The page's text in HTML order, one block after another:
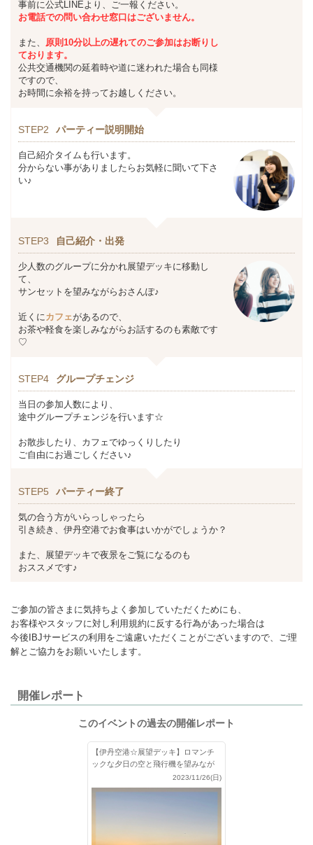
事前に公式LINEより、ご一報ください。
お電話での問い合わせ窓口はございません。
また、 原則10分以上の遅れてのご参加はお断りし
ております。
公共交通機関の延着時や道に迷われた場合も同様
ですので、
お時間に余裕を持ってお越しください。
STEP2 パーティー説明開始
自己紹介タイムも行います。
分からない事がありましたらお気軽に聞いて下さ
い♪
STEP3 自己紹介・出発
少人数のグループに分かれ展望デッキに移動し
て、
サンセットを望みながらおさんぽ♪
近くに カフェがあるので、
お茶や軽食を楽しみながらお話するのも素敵です
♡
STEP4 グループチェンジ
当日の参加人数により、
途中グループチェンジを行います☆
お散歩したり、カフェでゆっくりしたり
ご自由にお過ごしください♪
STEP5 パーティー終了
気の合う方がいらっしゃったら
引き続き、伊丹空港でお食事はいかがでしょうか？
また、展望デッキで夜景をご覧になるのも
おススメです♪
ご参加の皆さまに気持ちよく参加していただくためにも、
お客様やスタッフに対し利用規約に反する行為があった場合は
今後IBJサービスの利用をご遠慮いただくことがございますので、ご理
解とご協力をお願いいたします。
開催レポート
このイベントの過去の開催レポート
【伊丹空港☆展望デッキ】ロマンチ
ックな夕日の空と飛行機を望みなが
2023/11/26(日)